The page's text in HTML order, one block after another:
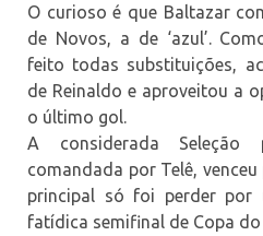
O curioso é que Baltazar
de Novos, a de ‘azul’.
feito todas substituições,
de Reinaldo e aproveitou a
o último gol.
A considerada Seleção
comandada por Telê,
principal só foi perder
fatídica semifinal de Copa